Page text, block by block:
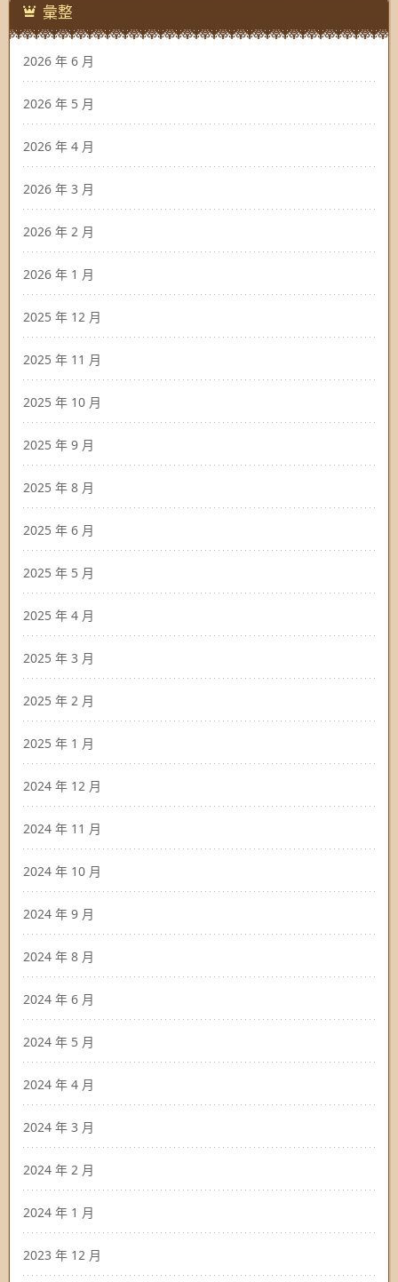
彙整
2026 年 6 月
2026 年 5 月
2026 年 4 月
2026 年 3 月
2026 年 2 月
2026 年 1 月
2025 年 12 月
2025 年 11 月
2025 年 10 月
2025 年 9 月
2025 年 8 月
2025 年 6 月
2025 年 5 月
2025 年 4 月
2025 年 3 月
2025 年 2 月
2025 年 1 月
2024 年 12 月
2024 年 11 月
2024 年 10 月
2024 年 9 月
2024 年 8 月
2024 年 6 月
2024 年 5 月
2024 年 4 月
2024 年 3 月
2024 年 2 月
2024 年 1 月
2023 年 12 月